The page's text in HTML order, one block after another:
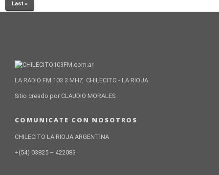
Last »
LA RADIO FM 103.3 MHZ. CHILECITO - LA RIOJA
Sitio creado por CLAUDIO MORALES
COMUNICATE CON NOSOTROS
CHILECITO LA RIOJA ARGENTINA
+(54) 03825 – 422083